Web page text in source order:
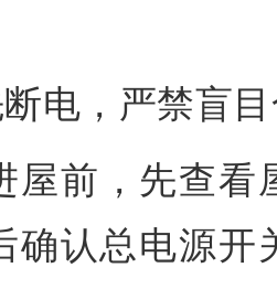
电，严禁盲
屋前，先查看
确认总电源开